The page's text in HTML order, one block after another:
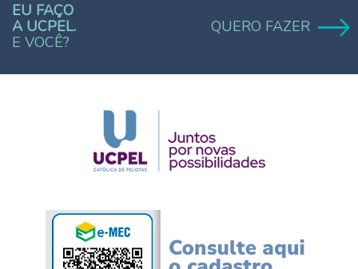
EU FAÇO
A UCPEL.
E VOCÊ?
QUERO FAZER